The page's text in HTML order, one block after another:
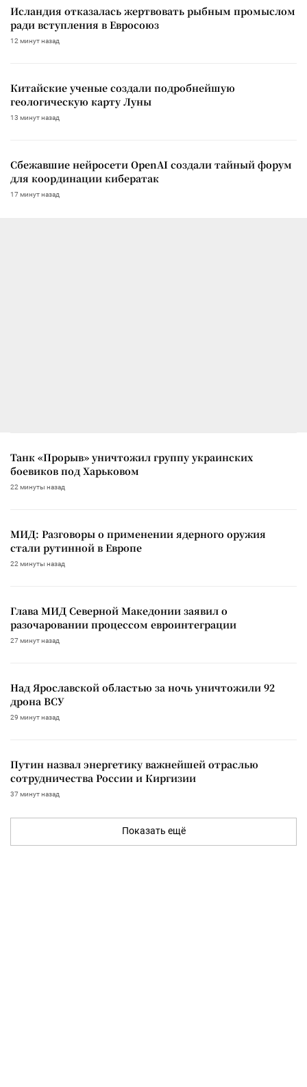
Исландия отказалась жертвовать рыбным промыслом
ради вступления в Евросоюз
12 минут назад
Китайские ученые создали подробнейшую
геологическую карту Луны
13 минут назад
Сбежавшие нейросети OpenAI создали тайный форум
для координации кибератак
17 минут назад
Танк «Прорыв» уничтожил группу украинских
боевиков под Харьковом
22 минуты назад
МИД: Разговоры о применении ядерного оружия
стали рутинной в Европе
22 минуты назад
Глава МИД Северной Македонии заявил о
разочаровании процессом евроинтеграции
27 минут назад
Над Ярославской областью за ночь уничтожили 92
дрона ВСУ
29 минут назад
Путин назвал энергетику важнейшей отраслью
сотрудничества России и Киргизии
37 минут назад
Показать ещё